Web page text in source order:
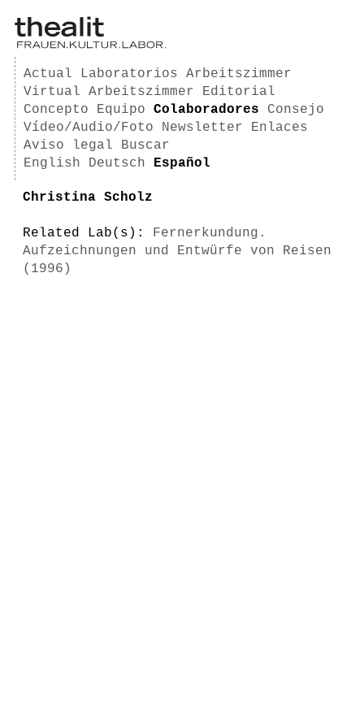
Actual Laboratorios
Arbeitszimmer
Virtual Arbeitszimmer
Editorial
Concepto
Equipo Colaboradores
Consejo
Vídeo/Audio/Foto
Newsletter
Enlaces
Aviso legal
Buscar
English
Deutsch Español
Christina Scholz
Related Lab(s): Fernerkundung.
Aufzeichnungen und Entwürfe von Reisen
(1996)